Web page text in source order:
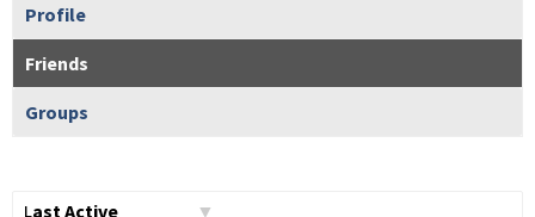
Profile
Friends
Groups